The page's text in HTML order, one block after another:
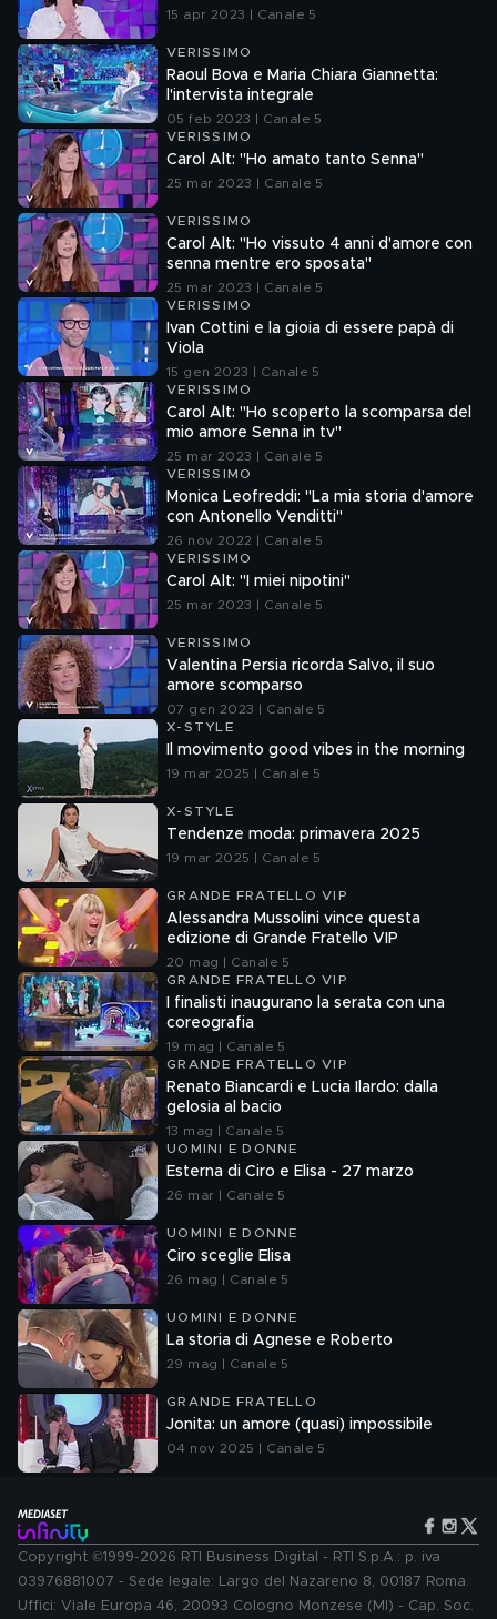
15 apr 2023 | Canale 5
VERISSIMO
Raoul Bova e Maria Chiara Giannetta:
l'intervista integrale
05 feb 2023 | Canale 5
VERISSIMO
Carol Alt: "Ho amato tanto Senna"
25 mar 2023 | Canale 5
VERISSIMO
Carol Alt: "Ho vissuto 4 anni d'amore con
senna mentre ero sposata"
25 mar 2023 | Canale 5
VERISSIMO
Ivan Cottini e la gioia di essere papà di
Viola
15 gen 2023 | Canale 5
VERISSIMO
Carol Alt: "Ho scoperto la scomparsa del
mio amore Senna in tv"
25 mar 2023 | Canale 5
VERISSIMO
Monica Leofreddi: "La mia storia d'amore
con Antonello Venditti"
26 nov 2022 | Canale 5
VERISSIMO
Carol Alt: "I miei nipotini"
25 mar 2023 | Canale 5
VERISSIMO
Valentina Persia ricorda Salvo, il suo
amore scomparso
07 gen 2023 | Canale 5
X-STYLE
Il movimento good vibes in the morning
19 mar 2025 | Canale 5
X-STYLE
Tendenze moda: primavera 2025
19 mar 2025 | Canale 5
GRANDE FRATELLO VIP
Alessandra Mussolini vince questa
edizione di Grande Fratello VIP
20 mag | Canale 5
GRANDE FRATELLO VIP
I finalisti inaugurano la serata con una
coreografia
19 mag | Canale 5
GRANDE FRATELLO VIP
Renato Biancardi e Lucia Ilardo: dalla
gelosia al bacio
13 mag | Canale 5
UOMINI E DONNE
Esterna di Ciro e Elisa - 27 marzo
26 mar | Canale 5
UOMINI E DONNE
Ciro sceglie Elisa
26 mag | Canale 5
UOMINI E DONNE
La storia di Agnese e Roberto
29 mag | Canale 5
GRANDE FRATELLO
Jonita: un amore (quasi) impossibile
04 nov 2025 | Canale 5
Copyright ©1999-2026 RTI Business Digital - RTI S.p.A.: p. iva
03976881007 - Sede legale: Largo del Nazareno 8, 00187 Roma.
Uffici: Viale Europa 46, 20093 Cologno Monzese (MI) - Cap. Soc.